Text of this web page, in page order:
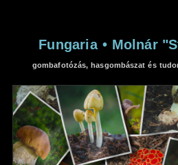
Fungaria • Molnár
gombafotózás, hasgombászat és